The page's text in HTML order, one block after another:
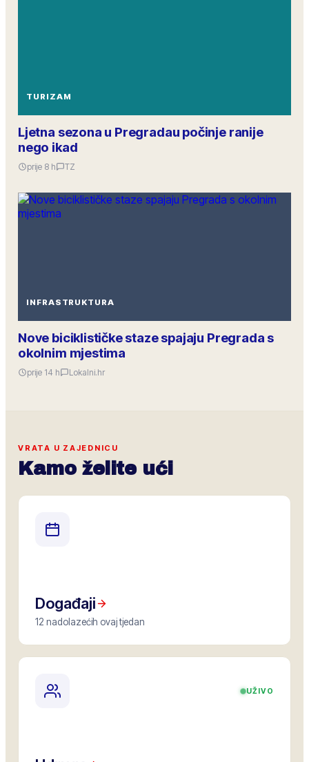
TURIZAM
Ljetna sezona u Pregradau počinje ranije
nego ikad
prije 8 h TZ
INFRASTRUKTURA
Nove biciklističke staze spajaju Pregrada s
okolnim mjestima
prije 14 h Lokalni.hr
VRATA U ZAJEDNICU
Kamo želite ući
Događaji
12 nadolazećih ovaj tjedan
UŽIVO